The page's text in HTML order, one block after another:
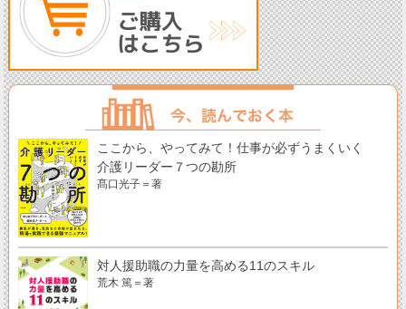
ここから、やってみて！仕事が必ずうまくいく
介護リーダー７つの勘所
髙口光子＝著
対人援助職の力量を高める11のスキル
荒木 篤＝著